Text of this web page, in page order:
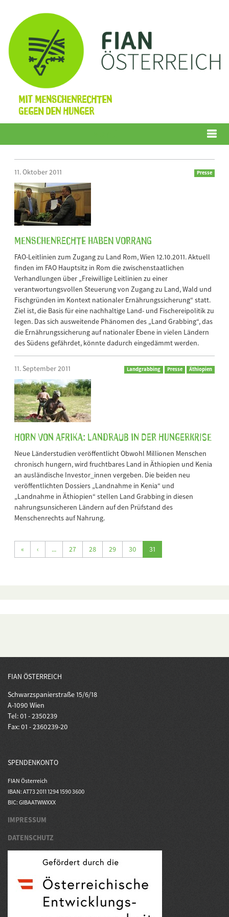
Mit Menschenrechten
gegen den Hunger
11. Oktober 2011 Presse
Menschenrechte haben Vorrang
FAO-Leitlinien zum Zugang zu Land Rom, Wien 12.10.2011. Aktuell
finden im FAO Hauptsitz in Rom die zwischenstaatlichen
Verhandlungen über „Freiwillige Leitlinien zu einer
verantwortungsvollen Steuerung von Zugang zu Land, Wald und
Fischgründen im Kontext nationaler Ernährungssicherung“ statt.
Ziel ist, die Basis für eine nachhaltige Land- und Fischereipolitik zu
legen. Das sich ausweitende Phänomen des „Land Grabbing“, das
die Ernährungssicherung auf nationaler Ebene in vielen Ländern
des Südens gefährdet, könnte dadurch eingedämmt werden.
11. September 2011 Landgrabbing Presse Äthiopien
Horn von Afrika: Landraub in der Hungerkrise
Neue Länderstudien veröffentlicht Obwohl Millionen Menschen
chronisch hungern, wird fruchtbares Land in Äthiopien und Kenia
an ausländische Investor_innen vergeben. Die beiden neu
veröffentlichten Dossiers „Landnahme in Kenia“ und
„Landnahme in Äthiopien“ stellen Land Grabbing in diesen
nahrungsunsicheren Ländern auf den Prüfstand des
Menschenrechts auf Nahrung.
« ‹ ... 27 28 29 30 31
FIAN ÖSTERREICH
Schwarzspanierstraße 15/6/18
A-1090 Wien
Tel: 01 - 2350239
Fax: 01 - 2360239-20
SPENDENKONTO
FIAN Österreich
IBAN: AT73 2011 1294 1590 3600
BIC: GIBAATWWXXX
IMPRESSUM
DATENSCHUTZ